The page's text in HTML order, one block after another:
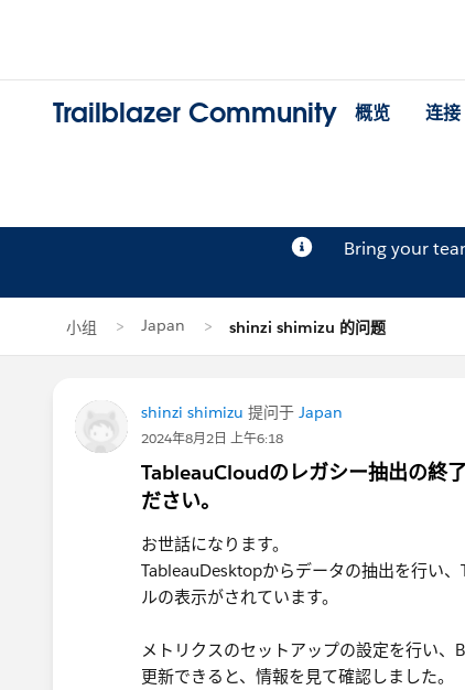
Trailblazer Community 概览 连接
Bring your
小组 Japan shinzi shimizu 的问题
shinzi shimizu 提问于 Japan
2024年8月2日 上午6:18
TableauCloudのレガシー抽出の終
ださい。
お世話になります。
TableauDesktopからデータの抽出を行い
ルの表示がされています。
メトリクスのセットアップの設定を行い
更新できると、情報を見て確認しました。